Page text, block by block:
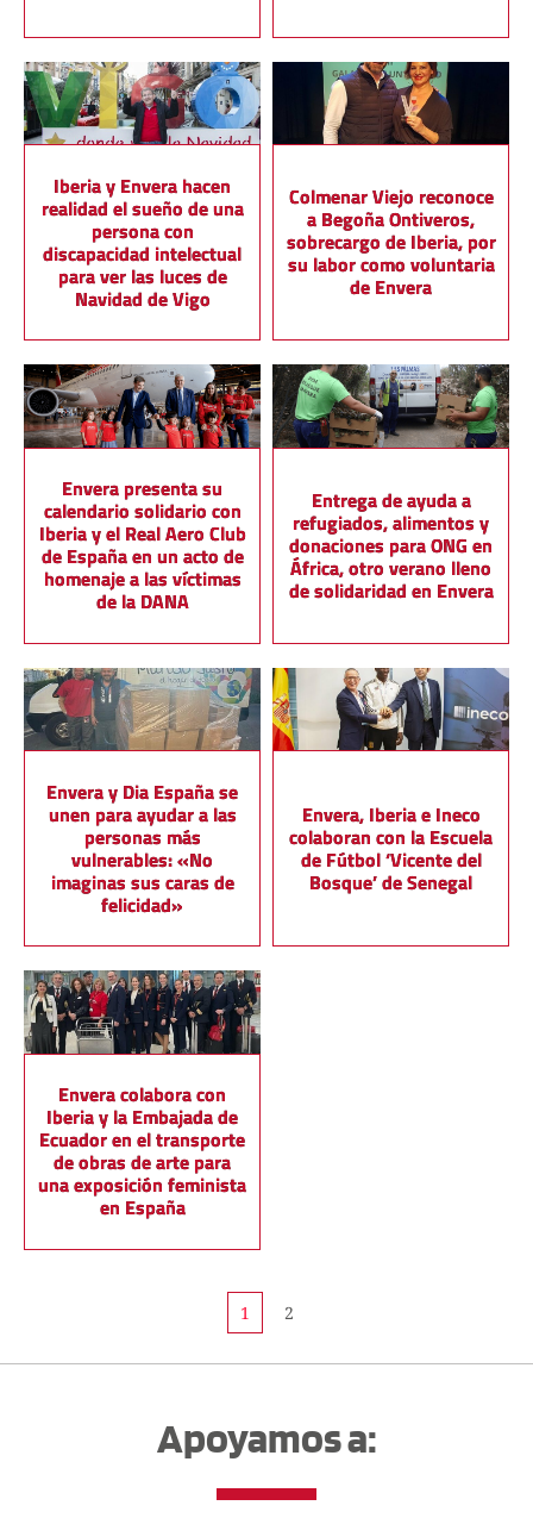
Iberia y Envera hacen
realidad el sueño de una
persona con
discapacidad intelectual
para ver las luces de
Navidad de Vigo
Colmenar Viejo reconoce
a Begoña Ontiveros,
sobrecargo de Iberia, por
su labor como voluntaria
de Envera
Envera presenta su
calendario solidario con
Iberia y el Real Aero Club
de España en un acto de
homenaje a las víctimas
de la DANA
Entrega de ayuda a
refugiados, alimentos y
donaciones para ONG en
África, otro verano lleno
de solidaridad en Envera
Envera y Dia España se
unen para ayudar a las
personas más
vulnerables: «No
imaginas sus caras de
felicidad»
Envera, Iberia e Ineco
colaboran con la Escuela
de Fútbol ‘Vicente del
Bosque’ de Senegal
Envera colabora con
Iberia y la Embajada de
Ecuador en el transporte
de obras de arte para
una exposición feminista
en España
1 2
Apoyamos a: